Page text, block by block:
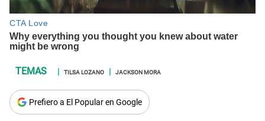
TILSA LOZANO JACKSON MORA
Prefiero a El Popular en Google